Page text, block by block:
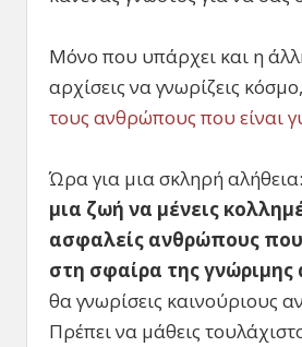
Μόνο που υπάρχει και η
αρχίσεις να γνωρίζεις
τους ανθρώπους που είναι
Ώρα για μια σκληρή αλήθεια:
μια ζωή να μένεις
ασφαλείς ανθρώπους που
στη σφαίρα της γνώριμης
θα γνωρίσεις καινούριους
Πρέπει να μάθεις